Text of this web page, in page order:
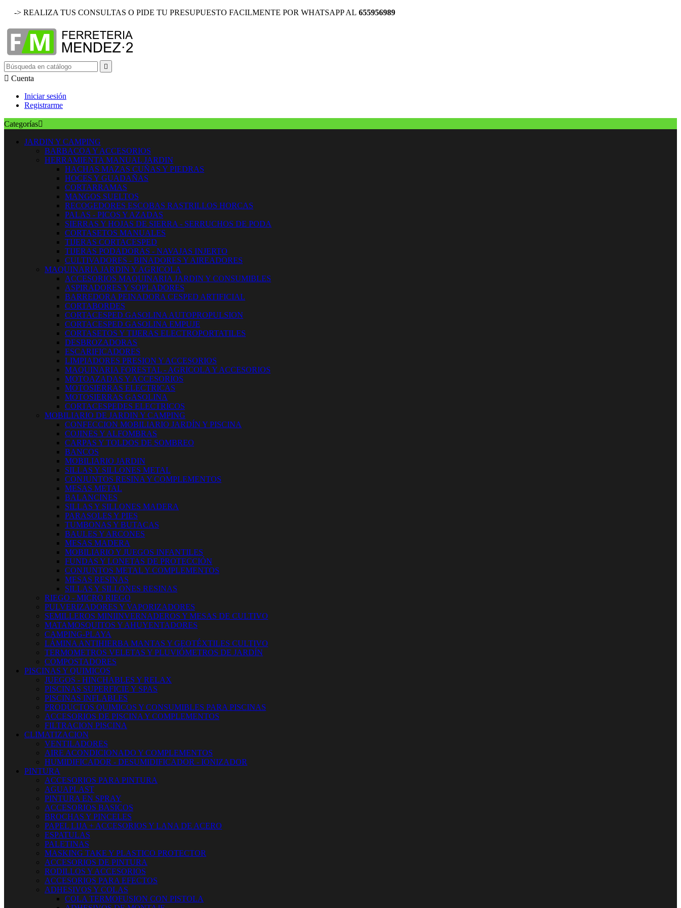
-> REALIZA TUS CONSULTAS O PIDE TU PRESUPUESTO FACILMENTE POR WHATSAPP AL 655956989

 Cuenta
Iniciar sesión
Registrarme
Categorías
JARDIN Y CAMPING
BARBACOA Y ACCESORIOS
HERRAMIENTA MANUAL JARDIN
HACHAS MAZAS CUÑAS Y PIEDRAS
HOCES Y GUADAÑAS
CORTARRAMAS
MANGOS SUELTOS
RECOGEDORES ESCOBAS RASTRILLOS HORCAS
PALAS - PICOS Y AZADAS
SIERRAS Y HOJAS DE SIERRA - SERRUCHOS DE PODA
CORTASETOS MANUALES
TIJERAS CORTACESPED
TIJERAS PODADORAS - NAVAJAS INJERTO
CULTIVADORES - BINADORES Y AIREADORES
MAQUINARIA JARDIN Y AGRICOLA
ACCESORIOS MAQUINARIA JARDIN Y CONSUMIBLES
ASPIRADORES Y SOPLADORES
BARREDORA PEINADORA CESPED ARTIFICIAL
CORTABORDES
CORTACESPED GASOLINA AUTOPROPULSION
CORTACESPED GASOLINA EMPUJE
CORTASETOS Y TIJERAS ELECTROPORTATILES
DESBROZADORAS
ESCARIFICADORES
LIMPIADORES PRESION Y ACCESORIOS
MAQUINARIA FORESTAL - AGRICOLA Y ACCESORIOS
MOTOAZADAS Y ACCESORIOS
MOTOSIERRAS ELECTRICAS
MOTOSIERRAS GASOLINA
CORTACESPEDES ELECTRICOS
MOBILIARIO DE JARDIN Y CAMPING
CONFECCION MOBILIARIO JARDÍN Y PISCINA
COJINES Y ALFOMBRAS
CARPAS Y TOLDOS DE SOMBREO
BANCOS
MOBILIARIO JARDIN
SILLAS Y SILLONES METAL
CONJUNTOS RESINA Y COMPLEMENTOS
MESAS METAL
BALANCINES
SILLAS Y SILLONES MADERA
PARASOLES Y PIES
TUMBONAS Y BUTACAS
BAULES Y ARCONES
MESAS MADERA
MOBILIARIO Y JUEGOS INFANTILES
FUNDAS Y LONETAS DE PROTECCIÓN
CONJUNTOS METAL Y COMPLEMENTOS
MESAS RESINAS
SILLAS Y SILLONES RESINAS
RIEGO - MICRO RIEGO
PULVERIZADORES Y VAPORIZADORES
SEMILLEROS MINIINVERNADEROS Y MESAS DE CULTIVO
MATAMOSQUITOS Y AHUYENTADORES
CAMPING-PLAYA
LÁMINA ANTIHIERBA MANTAS Y GEOTÉXTILES CULTIVO
TERMOMETROS VELETAS Y PLUVIÓMETROS DE JARDÍN
COMPOSTADORES
PISCINAS Y QUIMICOS
JUEGOS - HINCHABLES Y RELAX
PISCINAS SUPERFICIE Y SPAS
PISCINAS INFLABLES
PRODUCTOS QUIMICOS Y CONSUMIBLES PARA PISCINAS
ACCESORIOS DE PISCINA Y COMPLEMENTOS
FILTRACION PISCINA
CLIMATIZACION
VENTILADORES
AIRE ACONDICIONADO Y COMPLEMENTOS
HUMIDIFICADOR - DESUMIDIFICADOR - IONIZADOR
PINTURA
ACCESORIOS PARA PINTURA
AGUAPLAST
PINTURA EN SPRAY
ACCESORIOS BASICOS
BROCHAS Y PINCELES
PAPEL LIJA + ACCESORIOS Y LANA DE ACERO
ESPATULAS
PALETINAS
MASKING TAKE Y PLASTICO PROTECTOR
ACCESORIOS DE PINTURA
RODILLOS Y ACCESORIOS
ACCESORIOS PARA EFECTOS
ADHESIVOS Y COLAS
COLA TERMOFUSION CON PISTOLA